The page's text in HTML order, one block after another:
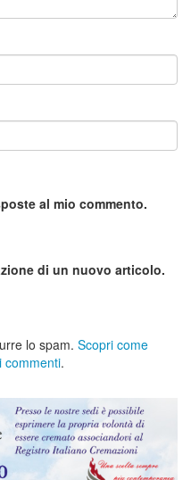
al mio commento.
di un nuovo articolo.
lo spam. Scopri come
commenti.